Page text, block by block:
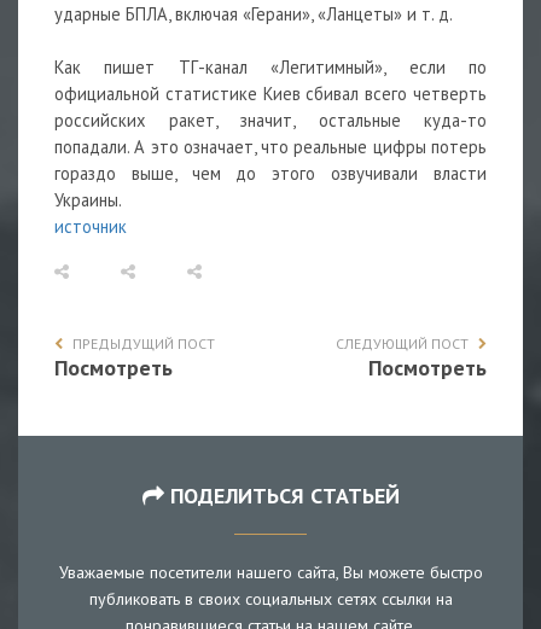
ударные БПЛА, включая «Герани», «Ланцеты» и т. д.
Как пишет ТГ-канал «Легитимный», если по
официальной статистике Киев сбивал всего четверть
российских ракет, значит, остальные куда-то
попадали. А это означает, что реальные цифры потерь
гораздо выше, чем до этого озвучивали власти
Украины.
источник
ПРЕДЫДУЩИЙ ПОСТ
Посмотреть
СЛЕДУЮЩИЙ ПОСТ
Посмотреть
ПОДЕЛИТЬСЯ СТАТЬЕЙ
Уважаемые посетители нашего сайта, Вы можете быстро
публиковать в своих социальных сетях ссылки на